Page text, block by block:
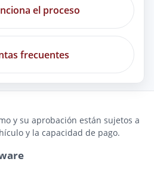
el proceso
frecuentes
y su aprobación están sujetos a
y la capacidad de pago.